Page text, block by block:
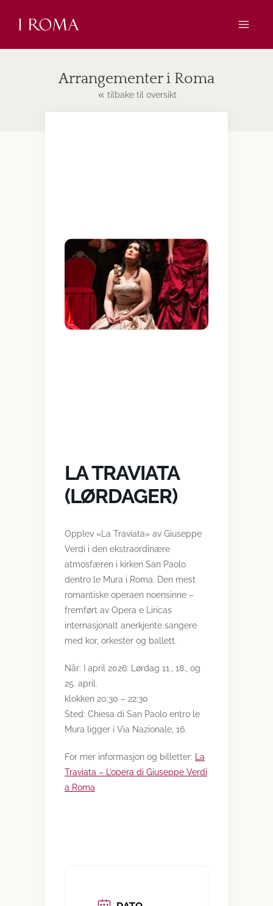
Arrangementer i Roma
tilbake til oversikt
LA TRAVIATA
(LØRDAGER)
Opplev «La Traviata» av Giuseppe
Verdi i den ekstraordinære
atmosfæren i kirken San Paolo
dentro le Mura i Roma. Den mest
romantiske operaen noensinne –
fremført av Opera e Liricas
internasjonalt anerkjente sangere
med kor, orkester og ballett.
Når: I april 2026: Lørdag 11., 18., og
25. april.
klokken 20:30 – 22:30
Sted: Chiesa di San Paolo entro le
Mura ligger i Via Nazionale, 16.
For mer informasjon og billetter:
La
Traviata – L’opera di Giuseppe Verdi
a Roma